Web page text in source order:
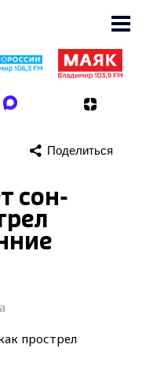
Поделиться
сон-